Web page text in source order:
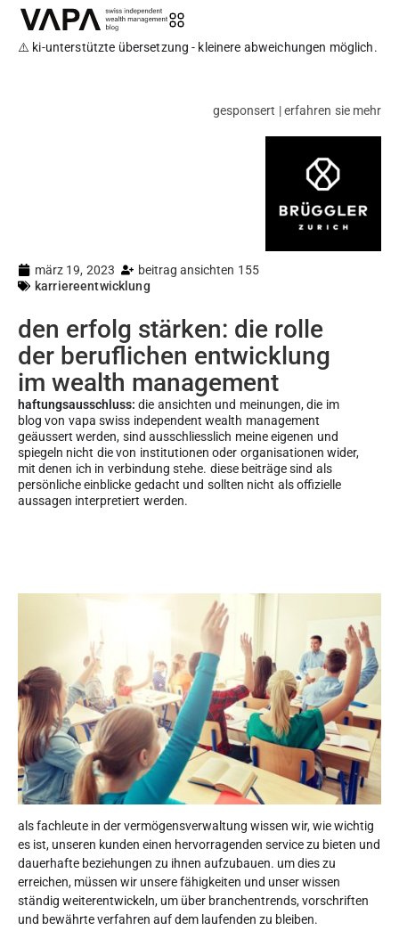
⚠️ ki-unterstützte übersetzung - kleinere abweichungen möglich.
gesponsert | erfahren sie mehr
märz 19, 2023
beitrag ansichten 155
karriereentwicklung
den erfolg stärken: die rolle
der beruflichen entwicklung
im wealth management
haftungsausschluss: die ansichten und meinungen, die im
blog von vapa swiss independent wealth management
geäussert werden, sind ausschliesslich meine eigenen und
spiegeln nicht die von institutionen oder organisationen wider,
mit denen ich in verbindung stehe. diese beiträge sind als
persönliche einblicke gedacht und sollten nicht als offizielle
aussagen interpretiert werden.
als fachleute in der vermögensverwaltung wissen wir, wie wichtig
es ist, unseren kunden einen hervorragenden service zu bieten und
dauerhafte beziehungen zu ihnen aufzubauen. um dies zu
erreichen, müssen wir unsere fähigkeiten und unser wissen
ständig weiterentwickeln, um über branchentrends, vorschriften
und bewährte verfahren auf dem laufenden zu bleiben.